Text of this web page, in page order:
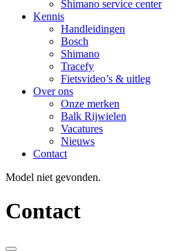
Shimano service center
Kennis
Handleidingen
Bosch
Shimano
Tracefy
Fietsvideo’s & uitleg
Over ons
Onze merken
Balk Rijwielen
Vacatures
Nieuws
Contact
Model niet gevonden.
Contact